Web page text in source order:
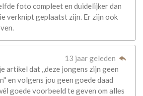
foto compleet en duidelijker dan
verknipt geplaatst zijn. Er zijn ook
13 jaar geleden
artikel dat ,,deze jongens zijn geen
en volgens jou geen goede daad
goede voorbeeld te geven om alles